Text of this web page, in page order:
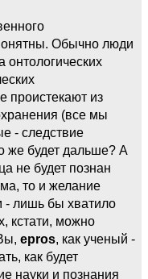
Обычно люди
онтологических
проистекают из
(все мы
- следствие
же будет дальше? А
не будет познан
то и желание
- лишь бы хватило
кстати, можно
epros, как ученый -
как будет
науки и познания